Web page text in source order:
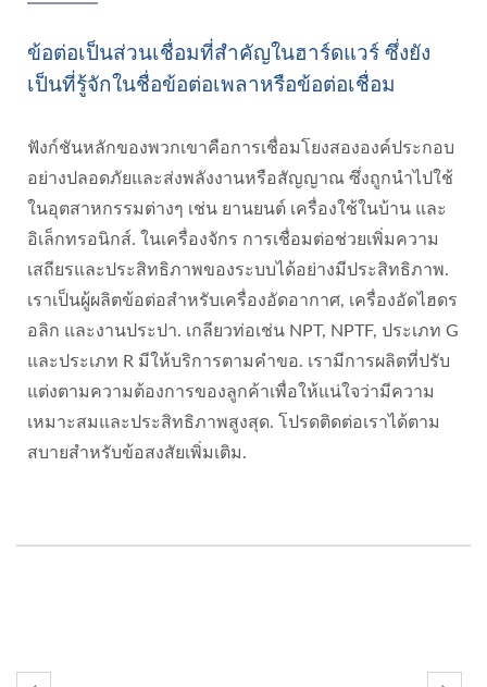
ข้อต่อเป็นส่วนเชื่อมที่สำคัญในฮาร์ดแวร์ ซึ่งยัง
เป็นที่รู้จักในชื่อข้อต่อเพลาหรือข้อต่อเชื่อม
ฟังก์ชันหลักของพวกเขาคือการเชื่อมโยงสององค์ประกอบ
อย่างปลอดภัยและส่งพลังงานหรือสัญญาณ ซึ่งถูกนำไปใช้
ในอุตสาหกรรมต่างๆ เช่น ยานยนต์ เครื่องใช้ในบ้าน และ
อิเล็กทรอนิกส์. ในเครื่องจักร การเชื่อมต่อช่วยเพิ่มความ
เสถียรและประสิทธิภาพของระบบได้อย่างมีประสิทธิภาพ.
เราเป็นผู้ผลิตข้อต่อสำหรับเครื่องอัดอากาศ, เครื่องอัดไฮดร
อลิก และงานประปา. เกลียวท่อเช่น NPT, NPTF, ประเภท G
และประเภท R มีให้บริการตามคำขอ. เรามีการผลิตที่ปรับ
แต่งตามความต้องการของลูกค้าเพื่อให้แน่ใจว่ามีความ
เหมาะสมและประสิทธิภาพสูงสุด. โปรดติดต่อเราได้ตาม
สบายสำหรับข้อสงสัยเพิ่มเติม.